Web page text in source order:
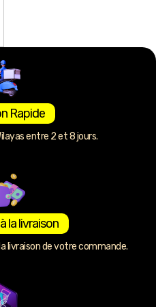
Rapide
entre 2 et 8 jours.
la livraison
livraison de votre commande.